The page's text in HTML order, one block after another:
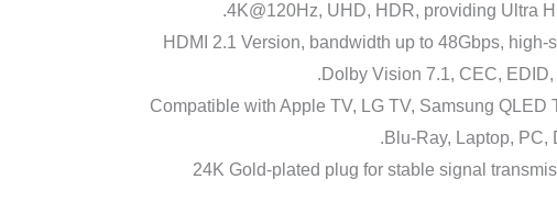
4K@120Hz, UHD, HDR, providing Ultra
【48Gbps Super High Speed】HDMI 2.1 Version, bandwidth
Dolby Vision 7.1, CEC,
【Universal Compatibility】Compatible with Apple TV, LG TV,
Blu-Ray, Laptop, PC,
【High Durability & Reliability】24K Gold-plated plug for